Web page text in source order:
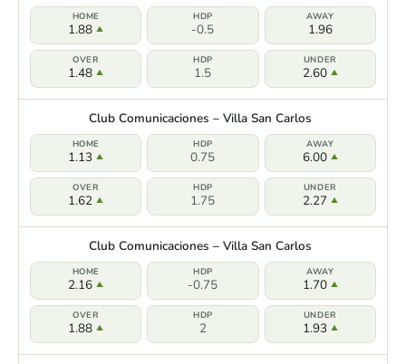
1.88 -0.5 1.96
1.48 1.5 2.60
Club Comunicaciones – Villa San Carlos
1.13 0.75 6.00
1.62 1.75 2.27
Club Comunicaciones – Villa San Carlos
2.16 -0.75 1.70
1.88 2 1.93